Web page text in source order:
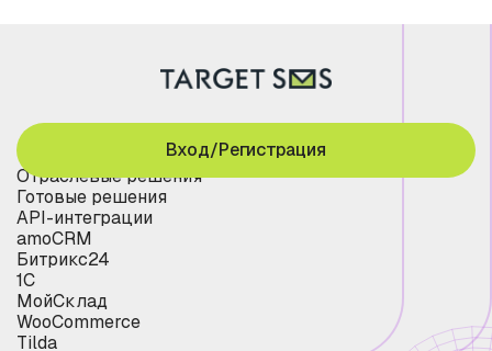
Отраслевые решения
Готовые решения
API-интеграции
amoCRM
Битрикс24
1С
МойСклад
WooCommerce
Tilda
Вход/Регистрация